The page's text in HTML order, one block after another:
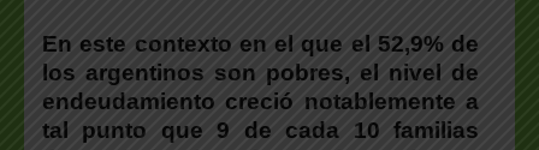
En este contexto en el que el 52,9% de
los argentinos son pobres, el nivel de
endeudamiento creció notablemente a
tal punto que 9 de cada 10 familias